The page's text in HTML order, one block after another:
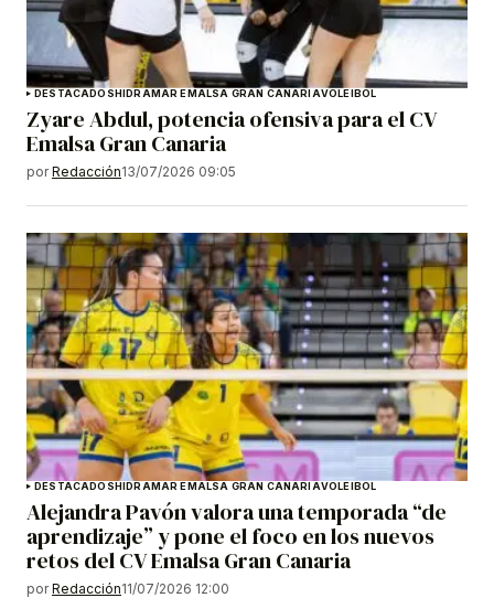
DESTACADOSHIDRAMAR EMALSA GRAN CANARIAVOLEIBOL
Zyare Abdul, potencia ofensiva para el CV
Emalsa Gran Canaria
por Redacción13/07/2026 09:05
DESTACADOSHIDRAMAR EMALSA GRAN CANARIAVOLEIBOL
Alejandra Pavón valora una temporada “de
aprendizaje” y pone el foco en los nuevos
retos del CV Emalsa Gran Canaria
por Redacción11/07/2026 12:00